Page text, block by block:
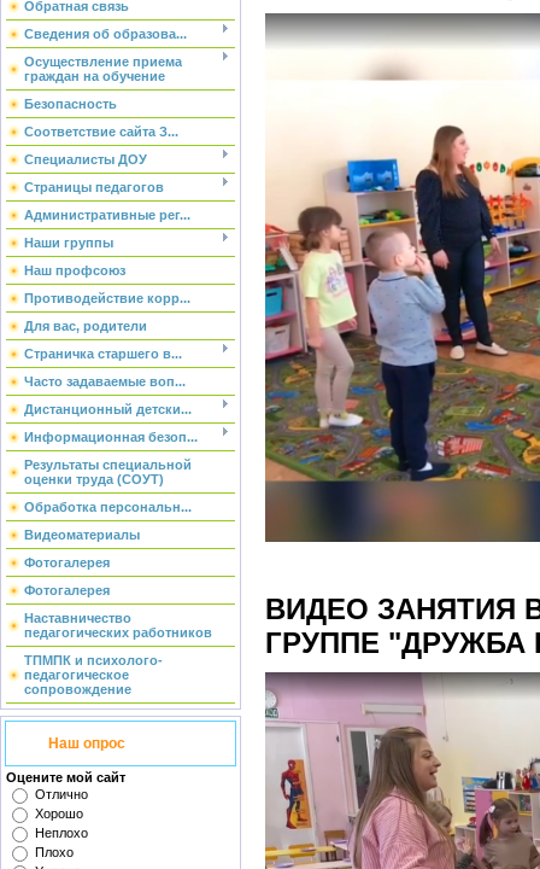
Обратная связь
Сведения об образова...
Осуществление приема
граждан на обучение
Безопасность
Соответствие сайта З...
Специалисты ДОУ
Страницы педагогов
Административные рег...
Наши группы
Наш профсоюз
Противодействие корр...
Для вас, родители
Страничка старшего в...
Часто задаваемые воп...
Дистанционный детски...
Информационная безоп...
Результаты специальной
оценки труда (СОУТ)
Обработка персональн...
Видеоматериалы
Фотогалерея
Фотогалерея
Наставничество
педагогических работников
ТПМПК и психолого-
педагогическое
сопровождение
Наш опрос
Оцените мой сайт
Отлично
Хорошо
Неплохо
Плохо
ВИДЕО ЗАНЯТИЯ
ГРУППЕ "ДРУЖБА